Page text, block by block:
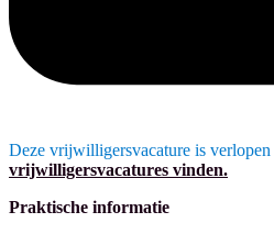
Deze vrijwilligersvacature is verlopen
vrijwilligersvacatures vinden.
Praktische informatie